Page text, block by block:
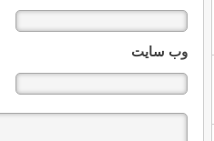
وب سایت